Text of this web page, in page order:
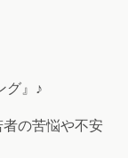
グ』♪
の苦悩や不安